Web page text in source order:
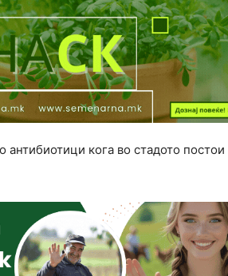
антибиотици кога во стадото постои